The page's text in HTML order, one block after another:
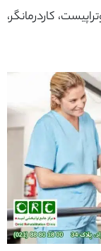
کاردرمانگر،